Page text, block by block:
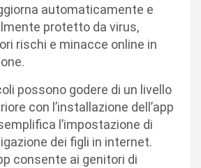
automaticamente e
protetto da virus,
rischi e minacce online in
possono godere di un livello
con l’installazione dell’app
l’impostazione di
dei figli in internet.
consente ai genitori di